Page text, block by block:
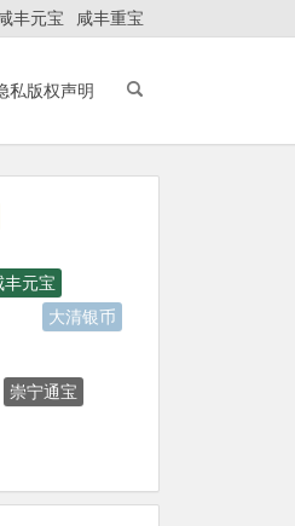
咸丰元宝 咸丰重宝
私版权声明
丰元宝
大清银币
崇宁通宝